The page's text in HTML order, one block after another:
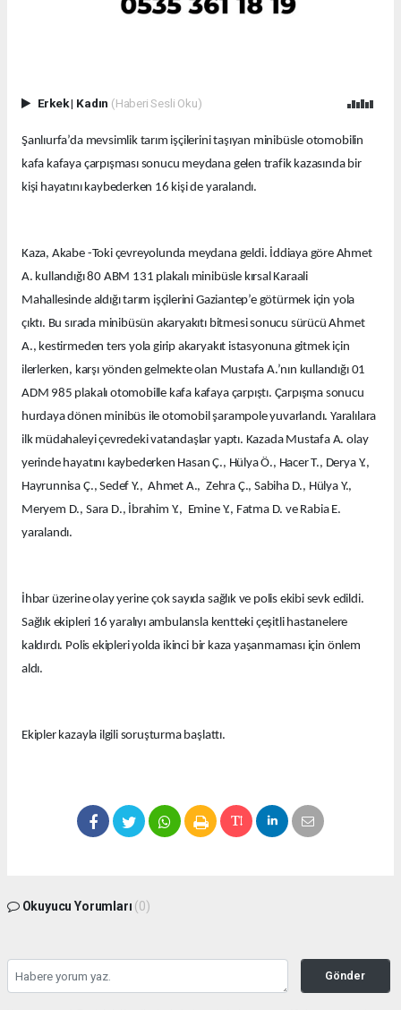
Erkek| Kadın (Haberi Sesli Oku)
Şanlıurfa’da mevsimlik tarım işçilerini taşıyan minibüsle otomobilin
kafa kafaya çarpışması sonucu meydana gelen trafik kazasında bir
kişi hayatını kaybederken 16 kişi de yaralandı.
Kaza, Akabe -Toki çevreyolunda meydana geldi. İddiaya göre Ahmet
A. kullandığı 80 ABM 131 plakalı minibüsle kırsal Karaali
Mahallesinde aldığı tarım işçilerini Gaziantep’e götürmek için yola
çıktı. Bu sırada minibüsün akaryakıtı bitmesi sonucu sürücü Ahmet
A., kestirmeden ters yola girip akaryakıt istasyonuna gitmek için
ilerlerken, karşı yönden gelmekte olan Mustafa A.’nın kullandığı 01
ADM 985 plakalı otomobille kafa kafaya çarpıştı. Çarpışma sonucu
hurdaya dönen minibüs ile otomobil şarampole yuvarlandı. Yaralılara
ilk müdahaleyi çevredeki vatandaşlar yaptı. Kazada Mustafa A. olay
yerinde hayatını kaybederken Hasan Ç., Hülya Ö., Hacer T., Derya Y.,
Hayrunnisa Ç., Sedef Y., Ahmet A., Zehra Ç., Sabiha D., Hülya Y.,
Meryem D., Sara D., İbrahim Y., Emine Y., Fatma D. ve Rabia E.
yaralandı.
İhbar üzerine olay yerine çok sayıda sağlık ve polis ekibi sevk edildi.
Sağlık ekipleri 16 yaralıyı ambulansla kentteki çeşitli hastanelere
kaldırdı. Polis ekipleri yolda ikinci bir kaza yaşanmaması için önlem
aldı.
Ekipler kazayla ilgili soruşturma başlattı.
Okuyucu Yorumları (0)
Gönder